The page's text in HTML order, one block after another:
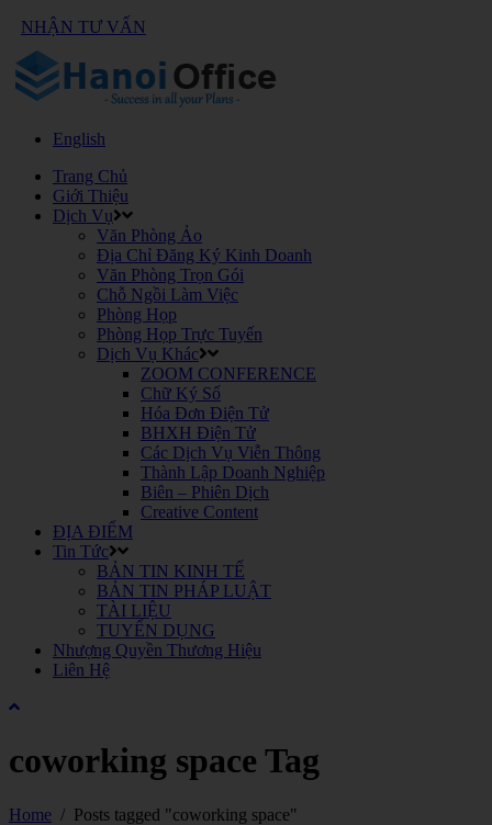
NHẬN TƯ VẤN
English
Trang Chủ
Giới Thiệu
Dịch Vụ
Văn Phòng Ảo
Địa Chỉ Đăng Ký Kinh Doanh
Văn Phòng Trọn Gói
Chỗ Ngồi Làm Việc
Phòng Họp
Phòng Họp Trực Tuyến
Dịch Vụ Khác
ZOOM CONFERENCE
Chữ Ký Số
Hóa Đơn Điện Tử
BHXH Điện Tử
Các Dịch Vụ Viễn Thông
Thành Lập Doanh Nghiệp
Biên – Phiên Dịch
Creative Content
ĐỊA ĐIỂM
Tin Tức
BẢN TIN KINH TẾ
BẢN TIN PHÁP LUẬT
TÀI LIỆU
TUYỂN DỤNG
Nhượng Quyền Thương Hiệu
Liên Hệ
coworking space Tag
Home / Posts tagged "coworking space"